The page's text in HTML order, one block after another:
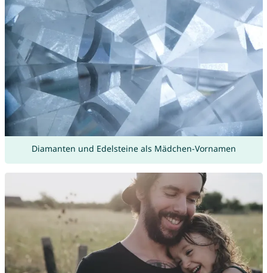
Diamanten und Edelsteine als Mädchen-Vornamen